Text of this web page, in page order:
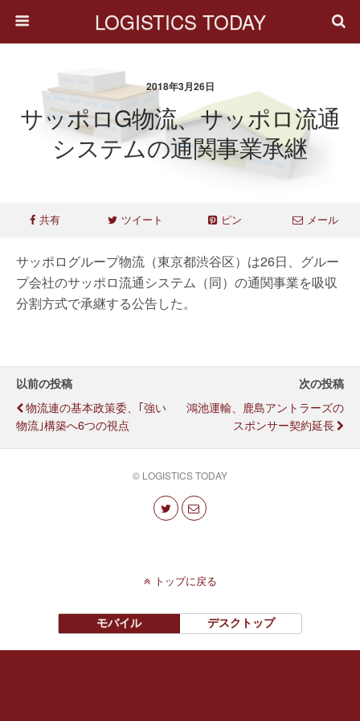
LOGISTICS TODAY
2018年3月26日
サッポロG物流、サッポロ流通
システムの通関事業承継
共有 ツイート ピン メール
サッポログループ物流（東京都渋谷区）は26日、グルー
プ会社のサッポロ流通システム（同）の通関事業を吸収
分割方式で承継する公告した。
以前の投稿
物流連の基本政策委、｢強い
物流｣構築へ6つの視点
次の投稿
鴻池運輸、鹿島アントラーズの
スポンサー契約延長
© LOGISTICS TODAY
トップに戻る
モバイル デスクトップ